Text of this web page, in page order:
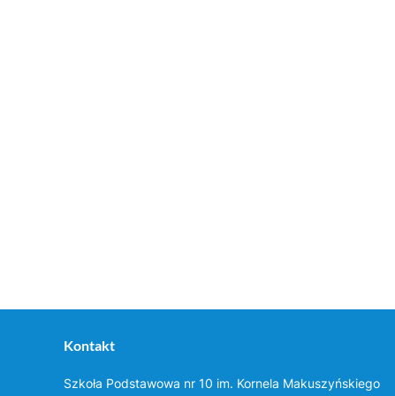
Kontakt
Szkoła Podstawowa nr 10 im. Kornela Makuszyńskiego